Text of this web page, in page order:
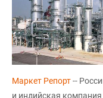
Маркет Репорт--
и индийская